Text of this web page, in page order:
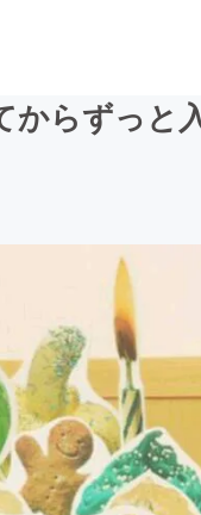
ジェット
からずっと